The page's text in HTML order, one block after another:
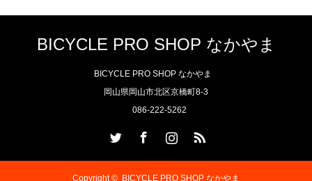
BICYCLE PRO SHOP なかやま
BICYCLE PRO SHOP なかやま
岡山県岡山市北区京橋町8-3
086-222-5262
Copyright © BICYCLE PRO SHOP なかやま